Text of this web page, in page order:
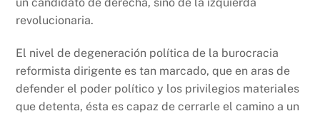
revolucionaria.
El nivel de degeneración política de la burocracia
reformista dirigente es tan marcado, que en aras de
defender el poder político y los privilegios materiales
que detenta, ésta es capaz de cerrarle el camino a un